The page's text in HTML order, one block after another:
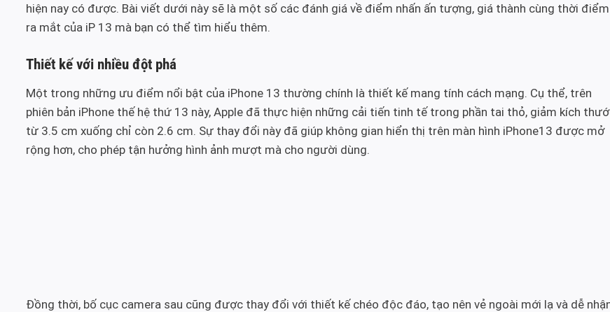
hiện nay có được. Bài viết dưới này sẽ là một số các đánh giá về điểm nhấn ấn tượng, giá thành cùng thời điểm
ra mắt của iP 13 mà bạn có thể tìm hiểu thêm.
Thiết kế với nhiều đột phá
Một trong những ưu điểm nổi bật của iPhone 13 thường chính là thiết kế mang tính cách mạng. Cụ thể, trên
phiên bản iPhone thế hệ thứ 13 này, Apple đã thực hiện những cải tiến tinh tế trong phần tai thỏ, giảm kích
từ 3.5 cm xuống chỉ còn 2.6 cm. Sự thay đổi này đã giúp không gian hiển thị trên màn hình iPhone13 được mở
rộng hơn, cho phép tận hưởng hình ảnh mượt mà cho người dùng.
Đồng thời, bố cục camera sau cũng được thay đổi với thiết kế chéo độc đáo, tạo nên vẻ ngoài mới lạ và dễ